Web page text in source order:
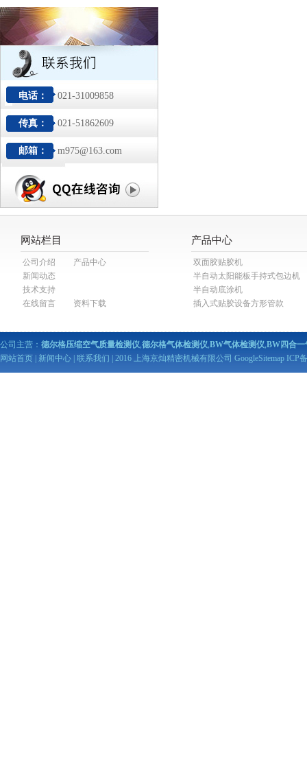
电话： 021-31009858
传真： 021-51862609
邮箱： m975@163.com
网站栏目
公司介绍
产品中心
新闻动态
技术支持
在线留言
资料下载
产品中心
双面胶贴胶机
半自动太阳能板手持式包边机
半自动底涂机
插入式贴胶设备方形管款
公司主营： 德尔格压缩空气质量检测仪,德尔格气体检测仪,BW气体检测仪,BW四合一
网站首页
新闻中心 联系我们 | 2016 上海京灿精密机械有限公司 GoogleSitemap ICP